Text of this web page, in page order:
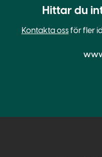
Hittar du
Kontakta ossför fler